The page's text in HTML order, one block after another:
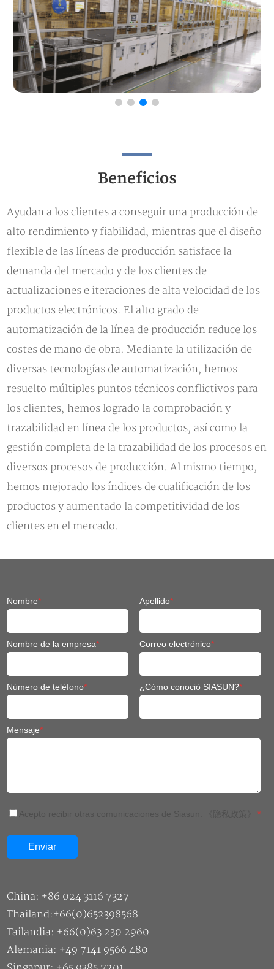
Beneficios
Ayudan a los clientes a conseguir una producción de
alto rendimiento y fiabilidad, mientras que el diseño
flexible de las líneas de producción satisface la
demanda del mercado y de los clientes de
actualizaciones e iteraciones de alta velocidad de los
productos electrónicos. El alto grado de
automatización de la línea de producción reduce los
costes de mano de obra. Mediante la utilización de
diversas tecnologías de automatización, hemos
resuelto múltiples puntos técnicos conflictivos para
los clientes, hemos logrado la comprobación y
trazabilidad en línea de los productos, así como la
gestión completa de la trazabilidad de los procesos en
diversos procesos de producción. Al mismo tiempo,
hemos mejorado los índices de cualificación de los
productos y aumentado la competitividad de los
clientes en el mercado.
Nombre* Apellido*
Nombre de la empresa* Correo electrónico*
Número de teléfono* ¿Cómo conoció SIASUN?*
Mensaje*
*
China: +86 024 3116 7327
Thailand:+66(0)652398568
Tailandia: +66(0)63 230 2960
Alemania: +49 7141 9566 480